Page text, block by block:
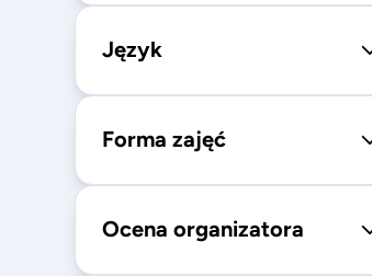
Język
Forma zajęć
Ocena organizatora